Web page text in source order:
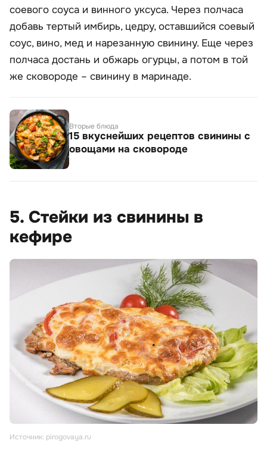
соевого соуса и винного уксуса. Через полчаса
добавь тертый имбирь, цедру, оставшийся соевый
соус, вино, мед и нарезанную свинину. Еще через
полчаса достань и обжарь огурцы, а потом в той
же сковороде – свинину в маринаде.
Вторые блюда
15 вкуснейших рецептов свинины с
овощами на сковороде
5. Стейки из свинины в
кефире
Источник: pirogovaya.ru